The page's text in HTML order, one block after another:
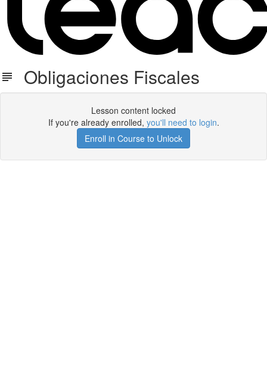
Obligaciones Fiscales
Lesson content locked
If you're already enrolled, you'll need to login.
Enroll in Course to Unlock